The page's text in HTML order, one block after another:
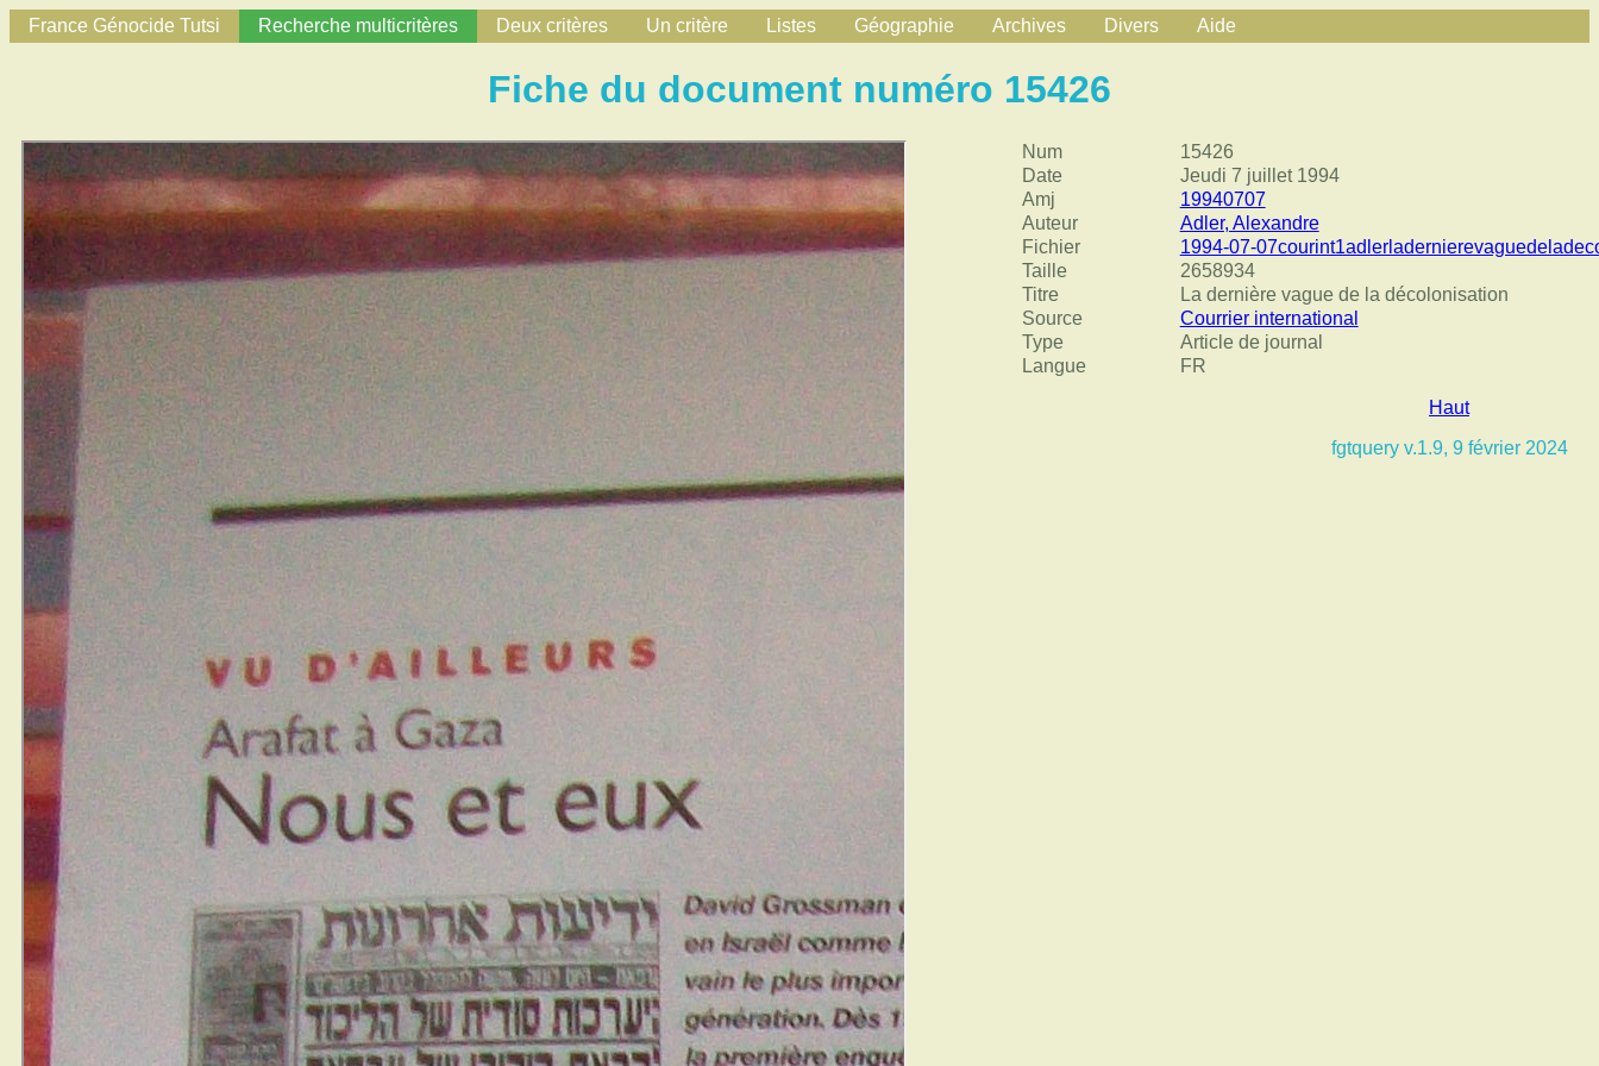
France Génocide Tutsi Recherche multicritères Deux critères Un critère Listes Géographie Archives Divers Aide
Fiche du document numéro 15426
Num
15426
Date
Jeudi 7 juillet 1994
Amj
19940707
Auteur
Adler, Alexandre
Fichier
1994-07-
Taille
2658934
Titre
La dernière vague de la décolonisation
Source
Courrier international
Type
Article de journal
Langue
FR
Haut
fgtquery v.1.9, 9 février 2024